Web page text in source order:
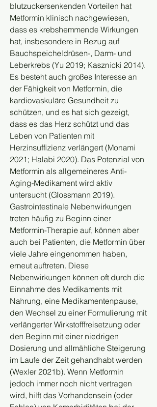
blutzuckersenkenden Vorteilen hat
Metformin klinisch nachgewiesen,
dass es krebshemmende Wirkungen
hat, insbesondere in Bezug auf
Bauchspeicheldrüsen-, Darm- und
Leberkrebs (Yu 2019; Kasznicki 2014).
Es besteht auch großes Interesse an
der Fähigkeit von Metformin, die
kardiovaskuläre Gesundheit zu
schützen, und es hat sich gezeigt,
dass es das Herz schützt und das
Leben von Patienten mit
Herzinsuffizienz verlängert (Monami
2021; Halabi 2020). Das Potenzial von
Metformin als allgemeineres Anti-
Aging-Medikament wird aktiv
untersucht (Glossmann 2019).
Gastrointestinale Nebenwirkungen
treten häufig zu Beginn einer
Metformin-Therapie auf, können aber
auch bei Patienten, die Metformin über
viele Jahre eingenommen haben,
erneut auftreten. Diese
Nebenwirkungen können oft durch die
Einnahme des Medikaments mit
Nahrung, eine Medikamentenpause,
den Wechsel zu einer Formulierung mit
verlängerter Wirkstofffreisetzung oder
den Beginn mit einer niedrigen
Dosierung und allmähliche Steigerung
im Laufe der Zeit gehandhabt werden
(Wexler 2021b). Wenn Metformin
jedoch immer noch nicht vertragen
wird, hilft das Vorhandensein (oder